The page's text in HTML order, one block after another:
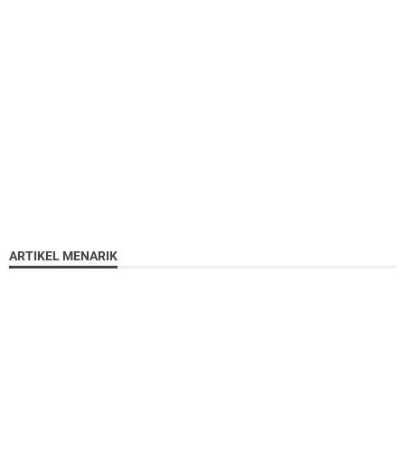
ARTIKEL MENARIK